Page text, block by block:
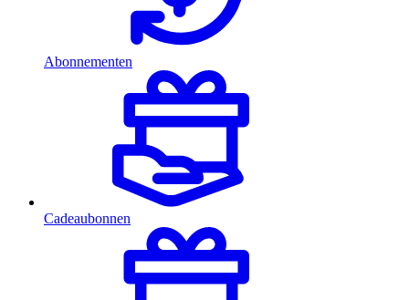
Abonnementen
Cadeaubonnen